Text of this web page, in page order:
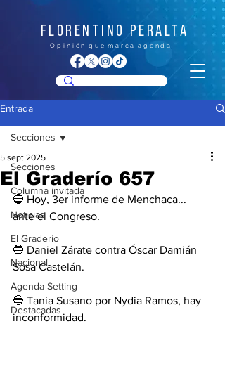
FLORENTINO PERALTA
O p i n i ó n q u e m a r c a a g e n d a
Entrada
Secciones
Columna invitada
Noticias
El Graderío
Nacional
Agenda Setting
Destacadas
Secciones
El Graderío 657
5 sept 2025
🔵 Hoy, 3er informe de Menchaca...
ante el Congreso.
🔵 Daniel Zárate contra Óscar Damián
Sosa Castelán.
🔵 Tania Susano por Nydia Ramos, hay
inconformidad.